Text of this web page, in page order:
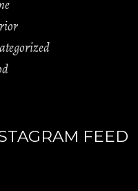
FEED